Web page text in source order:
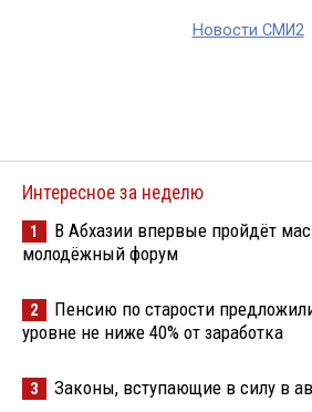
Новости СМИ2
Интересное за неделю
1
В Абхазии впервые пройдёт
молодёжный форум
2
Пенсию по старости
уровне не ниже 40% от заработка
3 Законы, вступающие в силу в